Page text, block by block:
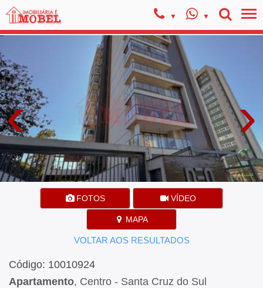
‹ ›
FOTOS VÍDEO
MAPA
VOLTAR AOS RESULTADOS
Código: 10010924
Apartamento, Centro - Santa Cruz do Sul